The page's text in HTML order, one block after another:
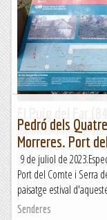
Dilluns 28 d’agost de
del matí. Ubicació:
30 min (10,3 km)
Maifemcim.cat
Pedró dels
Morreres. Port
9 de juliol de
Port del Comte i Serra
paisatge estival
Senderes